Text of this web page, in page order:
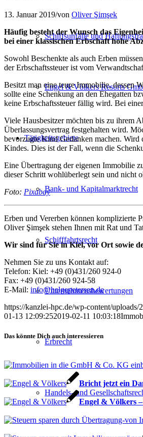
Schiffsunfälle und
Engel & Völkers Resorts
Tätigkeitsgebiete
Bank- und Kapitalmarktrecht
Schifffahrtsrecht
Unternehmensbewertungen
Erbrecht
Handels- und
13. Januar 2019/von Oliver Şimşek
Häufig besteht der Wunsch das
bei einer klassischen Erbschaft hohe
Sowohl Beschenkte als auch Erben
der Erbschaftssteuer ist vom
Besitzt man eine teure Immobilie, dessen
sollte eine Schenkung an den Ehegatten
keine Erbschaftssteuer fällig wird. Bei
Viele Hausbesitzer möchten bis zu ihrem
Überlassungsvertrag festgehalten wird.
bevorzugte Kind Gedanken machen. Wird
Kindes. Dies ist der Fall, wenn die
Eine Übertragung der eigenen Immobilie
dieser Schritt wohlüberlegt sein und nicht
Foto: Pixabay
Erben und Vererben können komplizierte
Oliver Şimşek stehen Ihnen mit Rat und
Wir sind für Sie in Kiel, vor Ort sowie
Nehmen Sie zu uns Kontakt auf:
Telefon: Kiel: +49 (0)431/260 924-0
Fax: +49 (0)431/260 924-58
E-Mail: info@helgepetersen.de
https://kanzlei-hpc.de/wp-content/
01-13 12:09:252019-02-11 10:03:18
Das könnte Dich auch interessieren
Bricht jetzt ein
Engel & Völkers –